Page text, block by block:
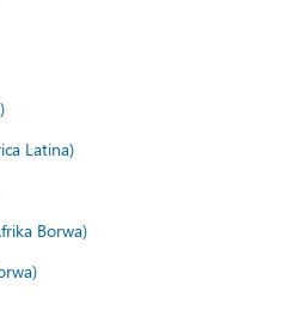
Latina)
Borwa)